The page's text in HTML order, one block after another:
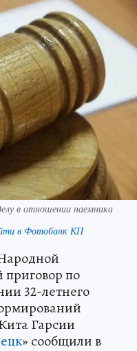
в отношении наемника
в Фотобанк КП
приговор по
32-летнего
Гарсии
» сообщили в